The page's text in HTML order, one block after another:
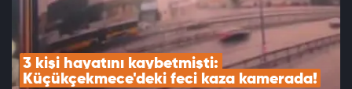
3 kişi hayatını kaybetmişti:
Küçükçekmece'deki feci kaza kamerada!